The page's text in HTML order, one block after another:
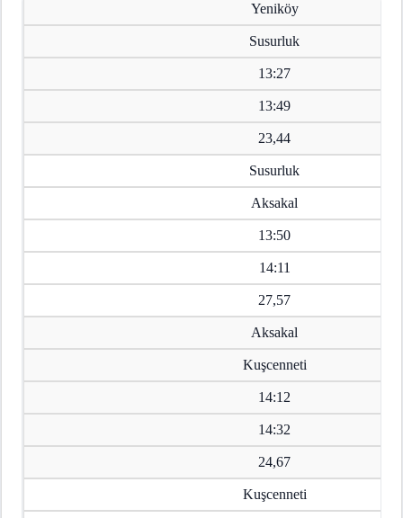
Yeniköy
Susurluk
13:27
13:49
23,44
Susurluk
Aksakal
13:50
14:11
27,57
Aksakal
Kuşcenneti
14:12
14:32
24,67
Kuşcenneti